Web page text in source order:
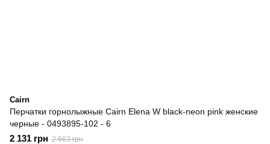
Cairn
Перчатки горнолыжные Cairn Elena W black-neon pink женские
черные - 0493895-102 - 6
2 131 грн 2 663 грн